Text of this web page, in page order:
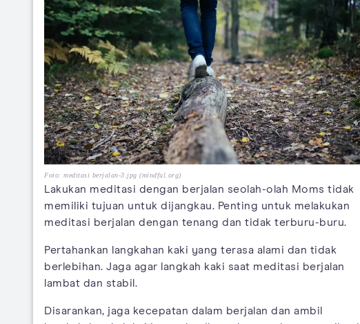
Foto: meditasi berjalan-3.jpg (mindful.org)
Lakukan meditasi dengan berjalan seolah-olah Moms tidak
memiliki tujuan untuk dijangkau. Penting untuk melakukan
meditasi berjalan dengan tenang dan tidak terburu-buru.
Pertahankan langkahan kaki yang terasa alami dan tidak
berlebihan. Jaga agar langkah kaki saat meditasi berjalan
lambat dan stabil.
Disarankan, jaga kecepatan dalam berjalan dan ambil